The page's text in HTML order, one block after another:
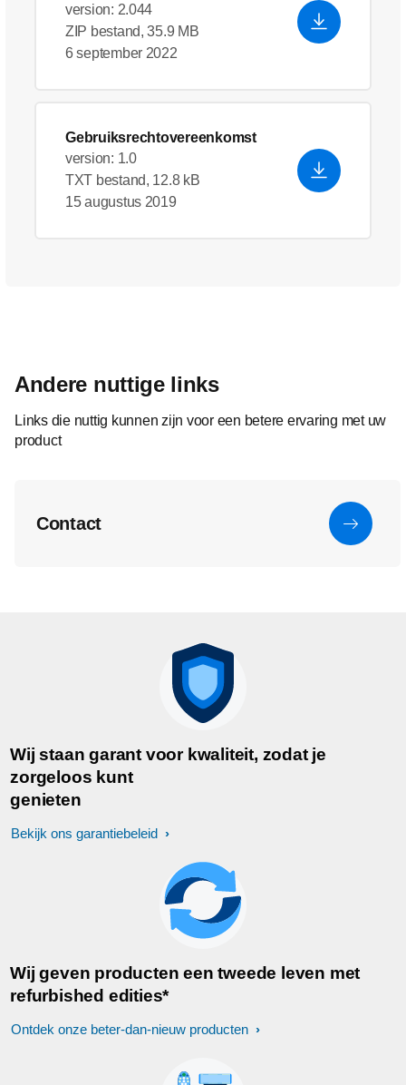
version: 2.044
ZIP bestand, 35.9 MB
6 september 2022
Gebruiksrechtovereenkomst
version: 1.0
TXT bestand, 12.8 kB
15 augustus 2019
Andere nuttige links
Links die nuttig kunnen zijn voor een betere ervaring met uw
product
Contact
Wij staan garant voor kwaliteit, zodat je
zorgeloos kunt
genieten
Bekijk ons garantiebeleid
Wij geven producten een tweede leven met
refurbished edities*
Ontdek onze beter-dan-nieuw producten